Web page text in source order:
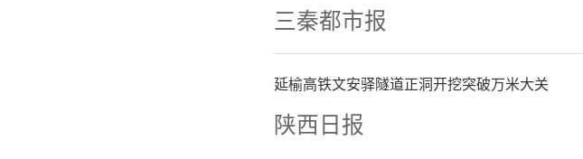
近年来，建行宝鸡分
支持科技创新的经营
发展布局，通过充分
三秦都市报
延榆高铁文安驿隧道正洞开挖突破万米大关
陕西日报